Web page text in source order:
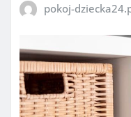
pokoj-